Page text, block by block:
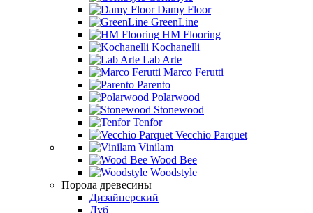
Damy Floor
GreenLine
HM Flooring
Kochanelli
Lab Arte
Marco Ferutti
Parento
Polarwood
Stonewood
Tenfor
Vecchio Parquet
Vinilam
Wood Bee
Woodstyle
Порода древесины
Дизайнерский
Дуб